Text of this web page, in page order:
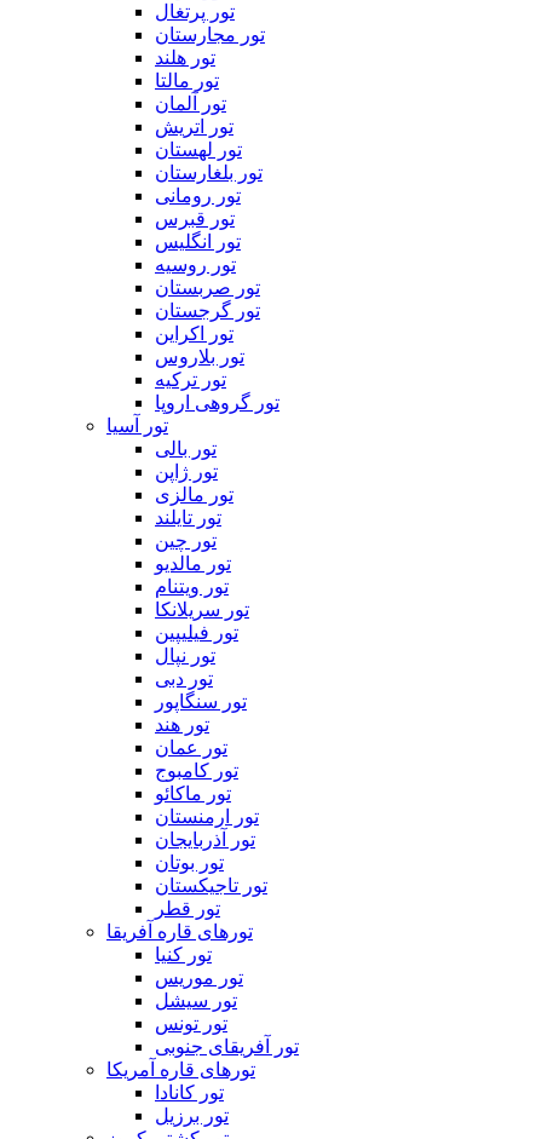
تور پرتغال
تور مجارستان
تور هلند
تور مالتا
تور آلمان
تور اتریش
تور لهستان
تور بلغارستان
تور رومانی
تور قبرس
تور انگلیس
تور روسیه
تور صربستان
تور گرجستان
تور اکراین
تور بلاروس
تور ترکیه
تور گروهی اروپا
تور آسیا
تور بالی
تور ژاپن
تور مالزی
تور تایلند
تور چین
تور مالدیو
تور ویتنام
تور سریلانکا
تور فیلیپین
تور نپال
تور دبی
تور سنگاپور
تور هند
تور عمان
تور کامبوج
تور ماکائو
تور ارمنستان
تور آذربایجان
تور بوتان
تور تاجیکستان
تور قطر
تورهای قاره آفریقا
تور کنیا
تور موریس
تور سیشل
تور تونس
تور آفریقای جنوبی
تورهای قاره آمریکا
تور کانادا
تور برزیل